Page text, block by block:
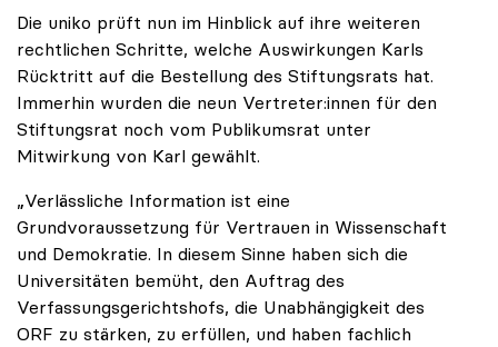
Die uniko prüft nun im Hinblick auf ihre weiteren
rechtlichen Schritte, welche Auswirkungen Karls
Rücktritt auf die Bestellung des Stiftungsrats hat.
Immerhin wurden die neun Vertreter:innen für den
Stiftungsrat noch vom Publikumsrat unter
Mitwirkung von Karl gewählt.
„Verlässliche Information ist eine
Grundvoraussetzung für Vertrauen in Wissenschaft
und Demokratie. In diesem Sinne haben sich die
Universitäten bemüht, den Auftrag des
Verfassungsgerichtshofs, die Unabhängigkeit des
ORF zu stärken, zu erfüllen, und haben fachlich